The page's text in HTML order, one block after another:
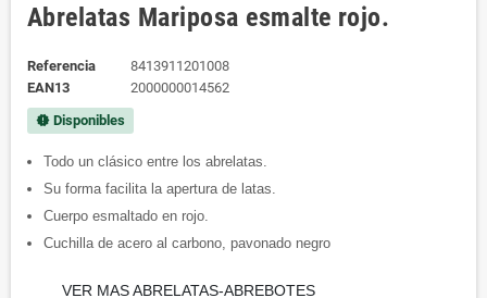
Abrelatas Mariposa esmalte rojo.
Referencia
8413911201008
EAN13
2000000014562
new_releases Disponibles
Todo un clásico entre los abrelatas.
Su forma facilita la apertura de latas.
Cuerpo esmaltado en rojo.
Cuchilla de acero al carbono, pavonado negro
VER MAS ABRELATAS-ABREBOTES